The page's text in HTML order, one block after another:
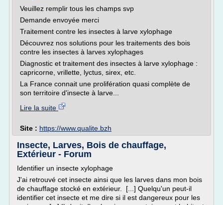
Veuillez remplir tous les champs svp
Demande envoyée merci
Traitement contre les insectes à larve xylophage
Découvrez nos solutions pour les traitements des bois
contre les insectes à larves xylophages
Diagnostic et traitement des insectes à larve xylophage :
capricorne, vrillette, lyctus, sirex, etc.
La France connait une prolifération quasi complète de
son territoire d'insecte à larve...
Lire la suite
Site : https://www.qualite.bzh
Insecte, Larves, Bois de chauffage,
Extérieur - Forum
Identifier un insecte xylophage
J'ai retrouvé cet insecte ainsi que les larves dans mon bois
de chauffage stocké en extérieur. [...] Quelqu'un peut-il
identifier cet insecte et me dire si il est dangereux pour les